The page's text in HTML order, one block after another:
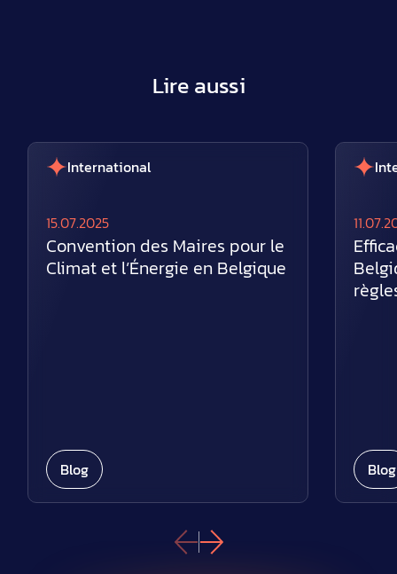
Lire aussi
International
15.07.2025
Convention des Maires pour le
Climat et l’Énergie en Belgique
Blog Blog